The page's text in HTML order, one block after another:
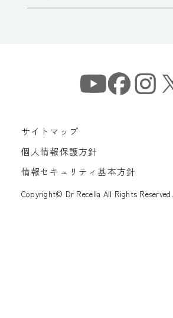
サイトマップ
個人情報保護方針
情報セキュリティ基本方針
Copyright© Dr Recella All Rights Reserved.